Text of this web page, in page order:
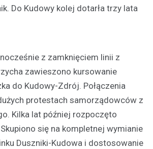
Do Kudowy kolej dotarła trzy lata
z zamknięciem linii z
zawieszono kursowanie
do Kudowy-Zdrój. Połączenia
protestach samorządowców z
Kilka lat później rozpoczęto
się na kompletnej wymianie
Duszniki-Kudowa i dostosowanie